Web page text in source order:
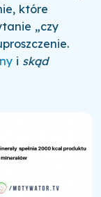
które
„czy
i skąd